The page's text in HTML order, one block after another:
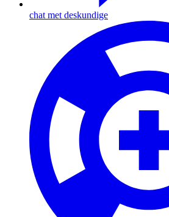
chat met deskundige